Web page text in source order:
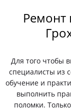
Ремонт
Для того чтобы
специалисты из
обучение и
выполнить
поломки.